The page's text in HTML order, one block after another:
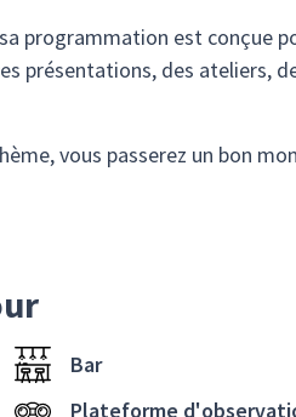
programmation est conçue
présentations, des ateliers,
vous passerez un bon
Bar
Plateforme